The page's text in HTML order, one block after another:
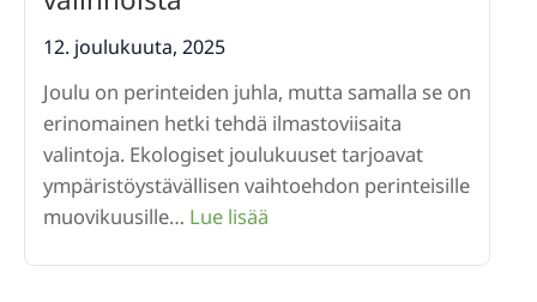
12. joulukuuta, 2025
Joulu on perinteiden juhla, mutta samalla se on
erinomainen hetki tehdä ilmastoviisaita
valintoja. Ekologiset joulukuuset tarjoavat
ympäristöystävällisen vaihtoehdon perinteisille
muovikuusille… Lue lisää